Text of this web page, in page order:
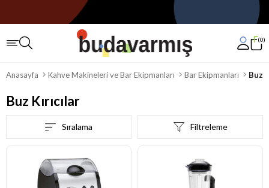
0
Anasayfa Kahve Makineleri ve Bar Ekipmanları Bar Ekipmanları Buz
Buz Kırıcılar
Filtreleme
Sıralama